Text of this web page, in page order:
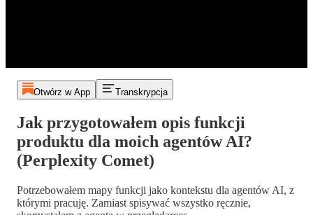
Otwórz w App Transkrypcja
Jak przygotowałem opis funkcji
produktu dla moich agentów AI?
(Perplexity Comet)
Potrzebowałem mapy funkcji jako kontekstu dla agentów AI, z
którymi pracuję. Zamiast spisywać wszystko ręcznie,